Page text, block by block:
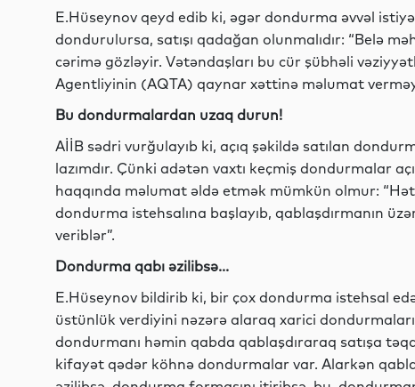
E.Hüseynov qeyd edib ki, əgər dondurma əvvəl
dondurulursa, satışı qadağan olunmalıdır: “Belə
cərimə gözləyir. Vətəndaşları bu cür şübhəli
Agentliyinin (AQTA) qaynar xəttinə məlumat
Bu dondurmalardan uzaq durun!
AİİB sədri vurğulayıb ki, açıq şəkildə satılan
lazımdır. Çünki adətən vaxtı keçmiş dondurmalar
haqqında məlumat əldə etmək mümkün olmur:
dondurma istehsalına başlayıb, qablaşdırmanın
veriblər”.
Dondurma qabı əzilibsə...
E.Hüseynov bildirib ki, bir çox dondurma istehsal
üstünlük verdiyini nəzərə alaraq xarici
dondurmanı həmin qabda qablaşdıraraq satışa
kifayət qədər köhnə dondurmalar var. Alarkən